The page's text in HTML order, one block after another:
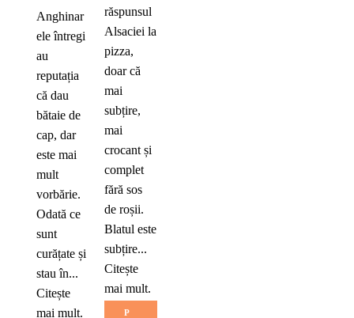
Anghinar
ele întregi
au
reputația
că dau
bătaie de
cap, dar
este mai
mult
vorbărie.
Odată ce
sunt
curățate și
stau în...
Citește
mai mult.
răspunsul
Alsaciei la
pizza,
doar că
mai
subțire,
mai
crocant și
complet
fără sos
de roșii.
Blatul este
subțire...
Citește
mai mult.
P